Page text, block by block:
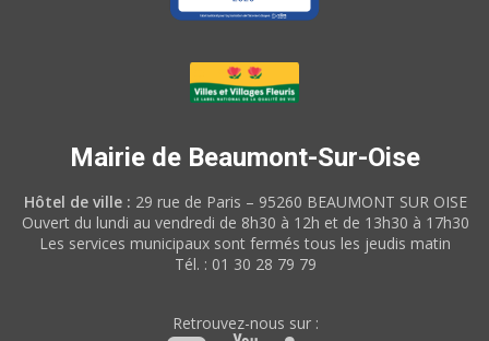
Mairie de Beaumont-Sur-Oise
Hôtel de ville : 29 rue de Paris – 95260 BEAUMONT SUR OISE
Ouvert du lundi au vendredi de 8h30 à 12h et de 13h30 à 17h30
Les services municipaux sont fermés tous les jeudis matin
Tél. : 01 30 28 79 79
Retrouvez-nous sur :